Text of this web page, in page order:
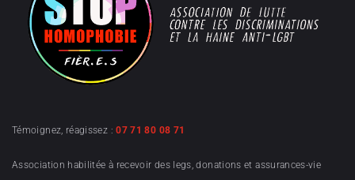
Témoignez, réagissez :07 71 80 08 71
Association habilitée à recevoir des legs, donations et assurances-vie